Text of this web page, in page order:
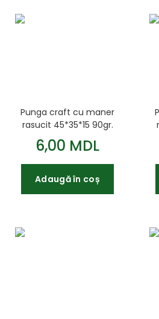
Punga craft cu maner
rasucit 45*35*15 90gr.
6,00 MDL
Adaugă în coș